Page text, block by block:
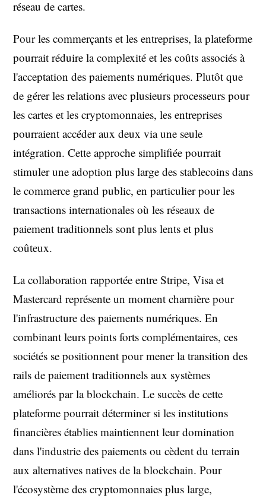
réseau de cartes.
Pour les commerçants et les entreprises, la plateforme
pourrait réduire la complexité et les coûts associés à
l'acceptation des paiements numériques. Plutôt que
de gérer les relations avec plusieurs processeurs pour
les cartes et les cryptomonnaies, les entreprises
pourraient accéder aux deux via une seule
intégration. Cette approche simplifiée pourrait
stimuler une adoption plus large des stablecoins dans
le commerce grand public, en particulier pour les
transactions internationales où les réseaux de
paiement traditionnels sont plus lents et plus
coûteux.
La collaboration rapportée entre Stripe, Visa et
Mastercard représente un moment charnière pour
l'infrastructure des paiements numériques. En
combinant leurs points forts complémentaires, ces
sociétés se positionnent pour mener la transition des
rails de paiement traditionnels aux systèmes
améliorés par la blockchain. Le succès de cette
plateforme pourrait déterminer si les institutions
financières établies maintiennent leur domination
dans l'industrie des paiements ou cèdent du terrain
aux alternatives natives de la blockchain. Pour
l'écosystème des cryptomonnaies plus large,